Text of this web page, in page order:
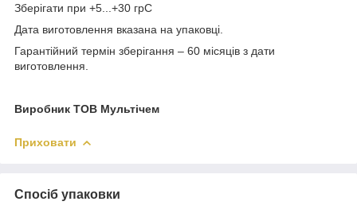
Зберігати при +5...+30 грС
Дата виготовлення вказана на упаковці.
Гарантійний термін зберігання – 60 місяців з дати
виготовлення.
Виробник ТОВ Мультічем
Приховати
Спосіб упаковки